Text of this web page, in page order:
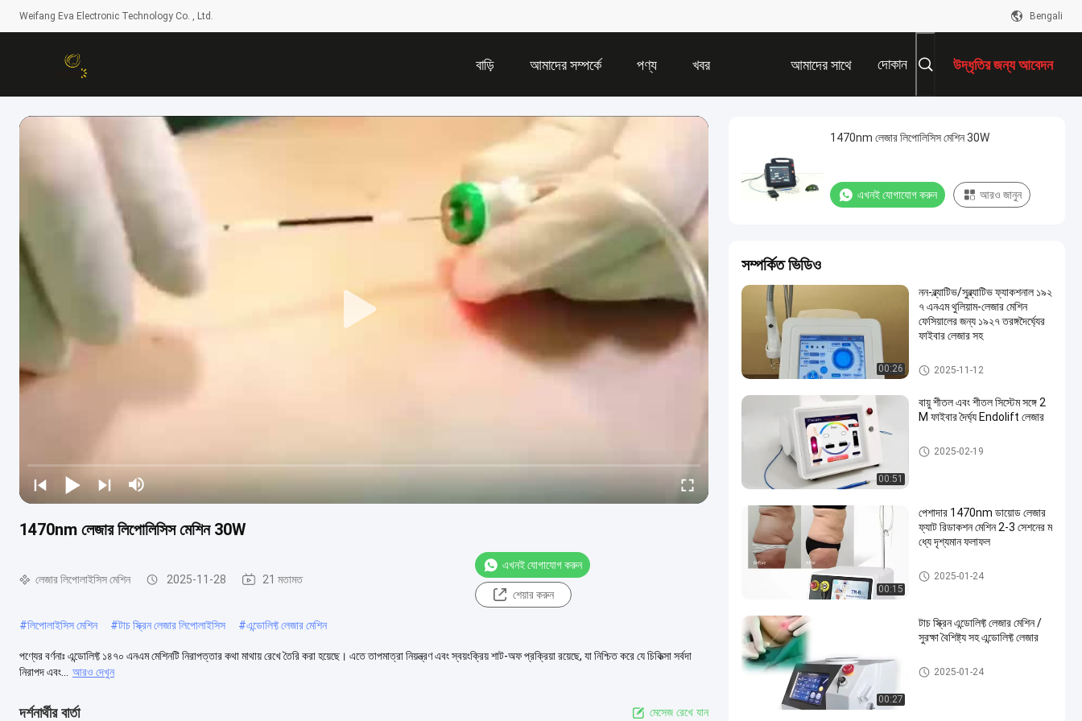
Weifang Eva Electronic Technology Co. , Ltd. Bengali
বাড়ি আমাদের সম্পর্কে পণ্য খবর আমাদের সাথে
যোগাযোগ করুন
দোকান উদ্ধৃতির জন্য আবেদন
1470nm লেজার লিপোলিসিস মেশিন 30W
লেজার লিপোলাইসিস মেশিন 2025-11-28 21 মতামত
এখনই যোগাযোগ করুন
শেয়ার করুন
#লিপোলাইসিস মেশিন #টাচ স্ক্রিন লেজার লিপোলাইসিস #এন্ডোলিফ্ট লেজার মেশিন
পণ্যের বর্ণনাঃ এন্ডোলিফ্ট ১৪৭০ এনএম মেশিনটি নিরাপত্তার কথা মাথায় রেখে তৈরি করা হয়েছে। এতে তাপমাত্রা নিয়ন্ত্রণ এবং স্বয়ংক্রিয় শাট-অফ প্রক্রিয়া রয়েছে, যা নিশ্চিত করে যে চিকিত্সা সর্বদা
নিরাপদ এবং...
আরও দেখুন
দর্শনার্থীর বার্তা মেসেজ রেখে যান
1470nm লেজার লিপোলিসিস মেশিন 30W
এখনই যোগাযোগ করুন আরও জানুন
সম্পর্কিত ভিডিও
00:26
নন-ব্ল্যাটিভ/সুব্ল্যাটিভ ফ্যাকশনাল ১৯২
৭ এনএম থুলিয়াম-লেজার মেশিন
ফেসিয়ালের জন্য ১৯২৭ তরঙ্গদৈর্ঘ্যের
ফাইবার লেজার সহ
ডায়োড লেজার হেয়ার রিমুভাল মেশিন
2025-11-12
00:51
বায়ু শীতল এবং শীতল সিস্টেম সঙ্গে 2
M ফাইবার দৈর্ঘ্য Endolift লেজার
লেজার লিপোলাইসিস মেশিন
2025-02-19
00:15
পেশাদার 1470nm ডায়োড লেজার
ফ্যাট রিডাকশন মেশিন 2-3 সেশনের ম
ধ্যে দৃশ্যমান ফলাফল
লেজার লিপোলাইসিস মেশিন
2025-01-24
00:27
টাচ স্ক্রিন এন্ডোলিফ্ট লেজার মেশিন /
সুরক্ষা বৈশিষ্ট্য সহ এন্ডোলিফ্ট লেজার
লেজার লিপোলাইসিস মেশিন
2025-01-24